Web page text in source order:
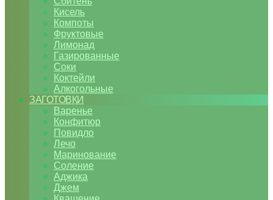
Кисель
Компоты
Фруктовые
Лимонад
Газированные
Соки
Коктейли
Алкогольные
ЗАГОТОВКИ
Варенье
Конфитюр
Повидло
Лечо
Маринование
Соление
Аджика
Джем